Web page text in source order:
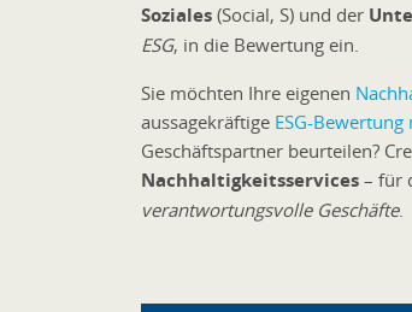
Soziales (Social, S) und der
ESG, in die Bewertung ein.
Sie möchten Ihre eigenen
aussagekräftige ESG-Bewertung
Geschäftspartner beurteilen?
Nachhaltigkeitsservices – für
verantwortungsvolle Geschäfte.